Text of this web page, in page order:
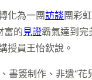
化為一團訪談團彩
富的 見證霸氣達到完
授員王怡欽說。
簽制作、非遺“花